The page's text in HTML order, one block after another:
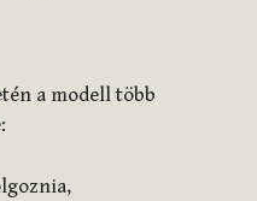
a modell több